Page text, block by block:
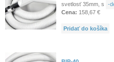
svetlosť 35mm, s
-
Cena: 158,67 €
Pridať do košíka